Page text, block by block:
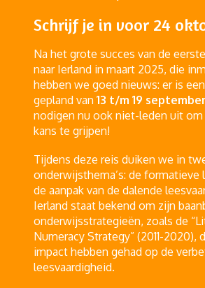
Schrijf je in voor 24
Na het grote succes van de
naar Ierland in maart 2025, die
hebben we goed nieuws: er is
gepland van 13 t/m 19
nodigen nu ook niet-leden uit om
kans te grijpen!
Tijdens deze reis duiken we in
onderwijsthema’s: de formatieve
de aanpak van de dalende
Ierland staat bekend om zijn
onderwijsstrategieën, zoals de
Numeracy Strategy” (2011-2020),
impact hebben gehad op de
leesvaardigheid.